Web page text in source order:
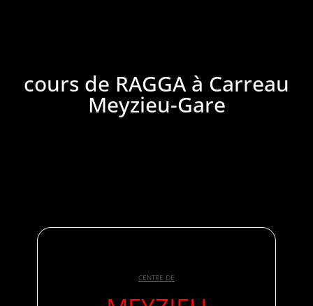
cours de RAGGA à Carreau
Meyzieu-Gare
CENTRE DE